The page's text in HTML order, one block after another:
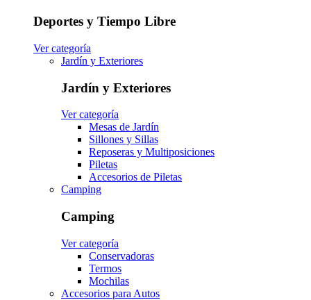
Deportes y Tiempo Libre
Ver categoría
Jardín y Exteriores
Jardín y Exteriores
Ver categoría
Mesas de Jardín
Sillones y Sillas
Reposeras y Multiposiciones
Piletas
Accesorios de Piletas
Camping
Camping
Ver categoría
Conservadoras
Termos
Mochilas
Accesorios para Autos